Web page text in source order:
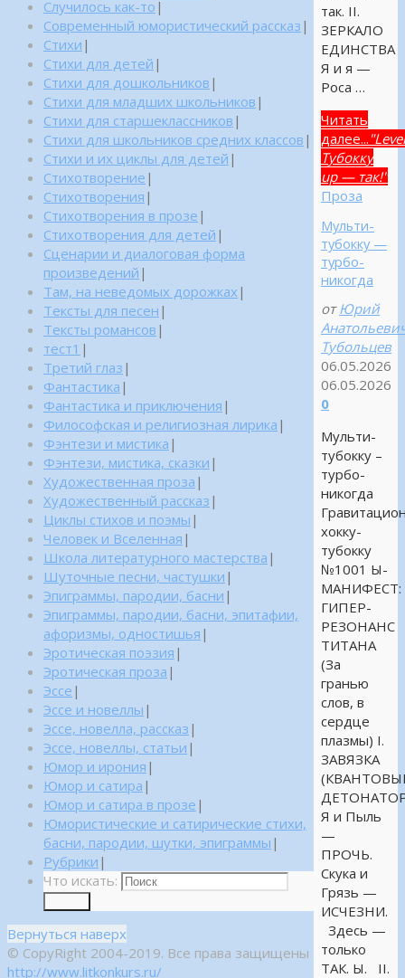
так. II.
ЗЕРКАЛО
ЕДИНСТВА
Я и я —
Роса …
Читать
далее...
Тубокку
up — так!"
Проза
Мульти-
тубокку —
турбо-
никогда
от Юрий
Тубольцев
06.05.2026
06.05.2026
0
Мульти-
тубокку –
турбо-
никогда
хокку-
тубокку
№1001 Ы-
МАНИФЕСТ:
ГИПЕР-
РЕЗОНАНС
ТИТАНА
(За
гранью
слов, в
сердце
плазмы) I.
ЗАВЯЗКА
Я и Пыль
—
ПРОЧЬ.
Скука и
Грязь —
ИСЧЕЗНИ.
Здесь —
только
ТАК. Ы. II.
Случилось как-то |
Современный юмористический рассказ |
Стихи |
Стихи для детей |
Стихи для дошкольников |
Стихи для младших школьников |
Стихи для старшеклассников |
Стихи для школьников средних классов |
Стихи и их циклы для детей |
Стихотворение |
Стихотворения |
Стихотворения в прозе |
Стихотворения для детей |
Сценарии и диалоговая форма
произведений |
Там, на неведомых дорожках |
Тексты для песен |
Тексты романсов |
тест1 |
Третий глаз |
Фантастика |
Фантастика и приключения |
Философская и религиозная лирика |
Фэнтези и мистика |
Фэнтези, мистика, сказки |
Художественная проза |
Художественный рассказ |
Циклы стихов и поэмы |
Человек и Вселенная |
Школа литературного мастерства |
Шуточные песни, частушки |
Эпиграммы, пародии, басни |
Эпиграммы, пародии, басни, эпитафии,
афоризмы, одностишья |
Эротическая поэзия |
Эротическая проза |
Эссе |
Эссе и новеллы |
Эссе, новелла, рассказ |
Эссе, новеллы, статьи |
Юмор и ирония |
Юмор и сатира |
Юмор и сатира в прозе |
Юмористические и сатирические стихи,
басни, пародии, шутки, эпиграммы |
Рубрики |
Что искать:
Вернуться наверх
© CopyRight 2004-2019. Все права защищены
http://www.litkonkurs.ru/